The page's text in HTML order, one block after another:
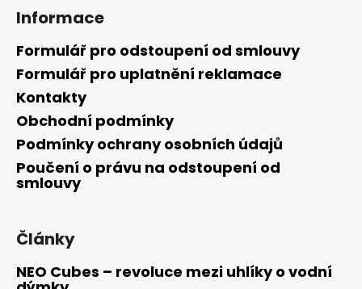
Informace
Formulář pro odstoupení od smlouvy
Formulář pro uplatnění reklamace
Kontakty
Obchodní podmínky
Podmínky ochrany osobních údajů
Poučení o právu na odstoupení od
smlouvy
Články
NEO Cubes – revoluce mezi uhlíky o vodní